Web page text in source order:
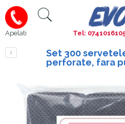
Apelati Tel:
Set 300
perforate, fara